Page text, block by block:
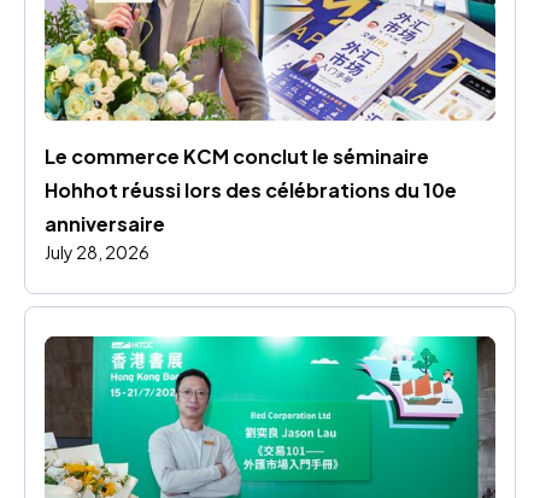
Le commerce KCM conclut le séminaire
Hohhot réussi lors des célébrations du 10e
anniversaire
July 28, 2026